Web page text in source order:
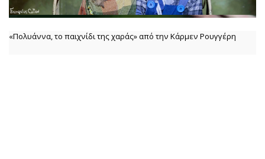
«Πολυάννα, το παιχνίδι της χαράς» από την Κάρμεν Ρουγγέρη